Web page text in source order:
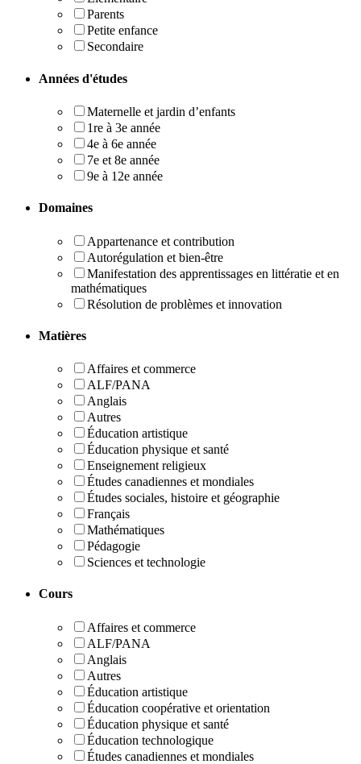
Parents
Petite enfance
Secondaire
Années d'études
Maternelle et jardin d’enfants
1re à 3e année
4e à 6e année
7e et 8e année
9e à 12e année
Domaines
Appartenance et contribution
Autorégulation et bien-être
Manifestation des apprentissages en littératie et en
mathématiques
Résolution de problèmes et innovation
Matières
Affaires et commerce
ALF/PANA
Anglais
Autres
Éducation artistique
Éducation physique et santé
Enseignement religieux
Études canadiennes et mondiales
Études sociales, histoire et géographie
Français
Mathématiques
Pédagogie
Sciences et technologie
Cours
Affaires et commerce
ALF/PANA
Anglais
Autres
Éducation artistique
Éducation coopérative et orientation
Éducation physique et santé
Éducation technologique
Études canadiennes et mondiales